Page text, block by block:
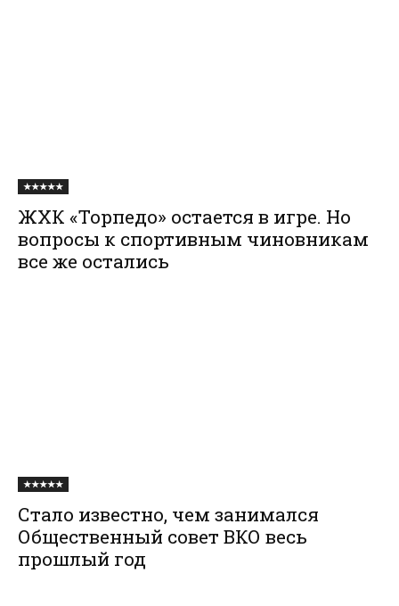
★★★★★
ЖХК «Торпедо» остается в игре. Но
вопросы к спортивным чиновникам
все же остались
★★★★★
Стало известно, чем занимался
Общественный совет ВКО весь
прошлый год